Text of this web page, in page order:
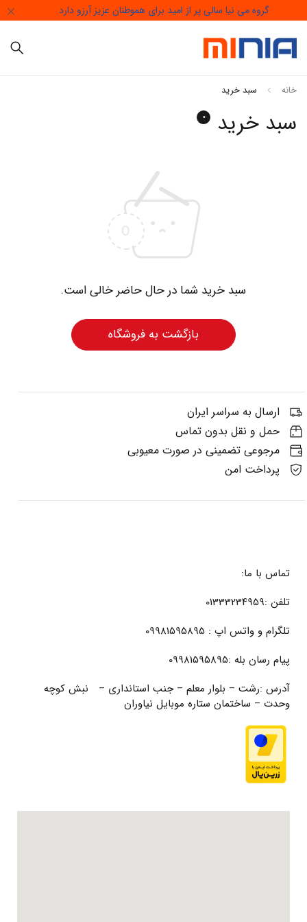
گروه می نیا سالی پر از امید برای هموطنان عزیز آرزو دارد
سبد خرید 0
خانه سبد خرید
سبد خرید شما در حال حاضر خالی است.
بازگشت به فروشگاه
ارسال به سراسر ایران
حمل و نقل بدون تماس
مرجوعی تضمینی در صورت معیوبی
پرداخت امن
تماس با ما:
تلفن :01333234959
تلگرام و واتس اپ : 09981595895
پیام رسان بله :09981595895
آدرس :رشت – بلوار معلم – جنب استانداری – نبش کوچه
وحدت – ساختمان ستاره موبایل نیاوران